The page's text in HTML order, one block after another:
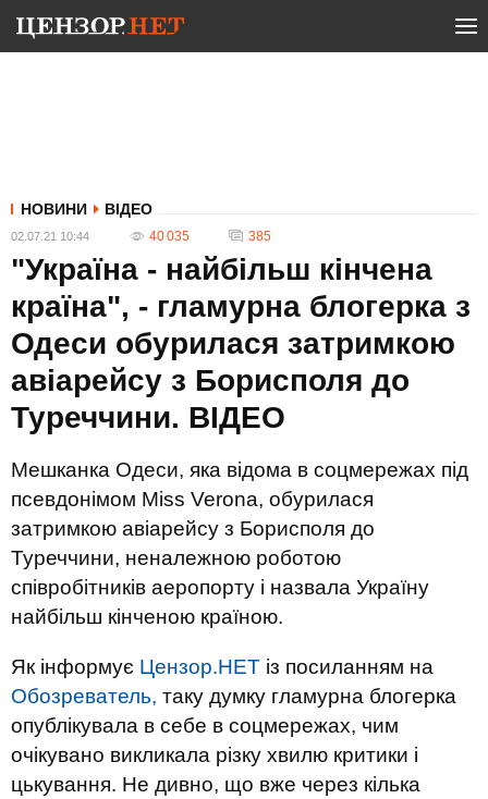
НОВИНИ ВІДЕО
02.07.21 10:44 40 035 385
"Україна - найбільш кінчена
країна", - гламурна блогерка з
Одеси обурилася затримкою
авіарейсу з Борисполя до
Туреччини. ВIДЕО
Мешканка Одеси, яка відома в соцмережах під
псевдонімом Miss Verona, обурилася
затримкою авіарейсу з Борисполя до
Туреччини, неналежною роботою
співробітників аеропорту і назвала Україну
найбільш кінченою країною.
Як інформує Цензор.НЕТ із посиланням на
Обозреватель, таку думку гламурна блогерка
опублікувала в себе в соцмережах, чим
очікувано викликала різку хвилю критики і
цькування. Не дивно, що вже через кілька